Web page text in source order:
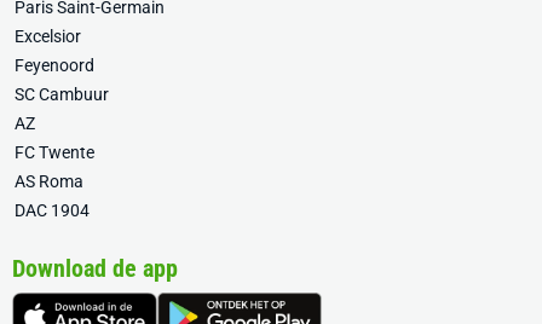
Paris Saint-Germain
Excelsior
Feyenoord
SC Cambuur
AZ
FC Twente
AS Roma
DAC 1904
Download de app